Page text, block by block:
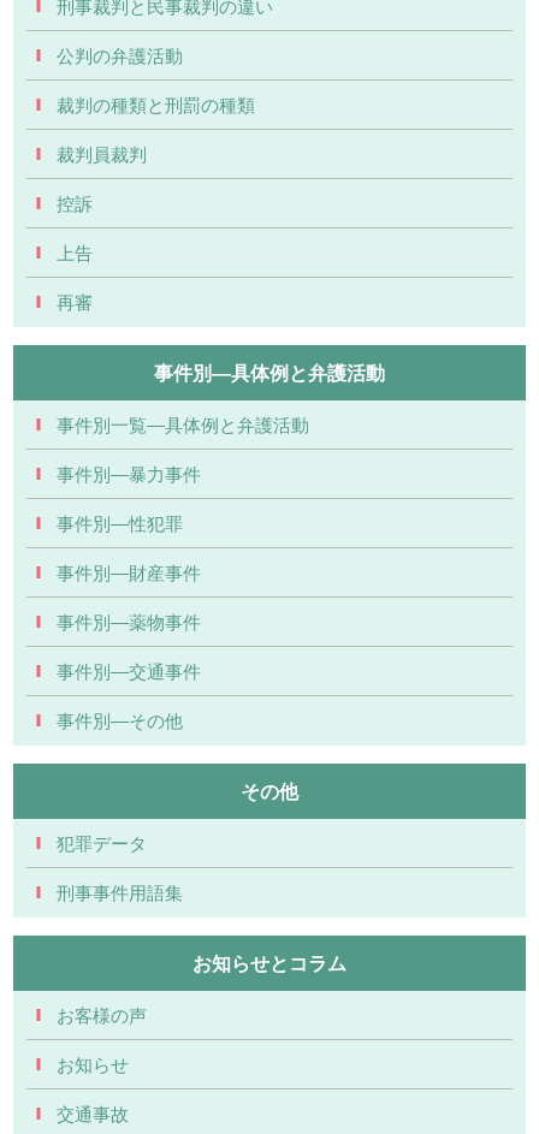
刑事裁判と民事裁判の違い
公判の弁護活動
裁判の種類と刑罰の種類
裁判員裁判
控訴
上告
再審
事件別―具体例と弁護活動
事件別一覧―具体例と弁護活動
事件別―暴力事件
事件別―性犯罪
事件別―財産事件
事件別―薬物事件
事件別―交通事件
事件別―その他
その他
犯罪データ
刑事事件用語集
お知らせとコラム
お客様の声
お知らせ
交通事故